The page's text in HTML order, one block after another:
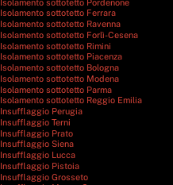
Isolamento sottotetto Pordenone
Isolamento sottotetto Ferrara
Isolamento sottotetto Ravenna
Isolamento sottotetto Forlì-Cesena
Isolamento sottotetto Rimini
Isolamento sottotetto Piacenza
Isolamento sottotetto Bologna
Isolamento sottotetto Modena
Isolamento sottotetto Parma
Isolamento sottotetto Reggio Emilia
Insufflaggio Perugia
Insufflaggio Terni
Insufflaggio Prato
Insufflaggio Siena
Insufflaggio Lucca
Insufflaggio Pistoia
Insufflaggio Grosseto